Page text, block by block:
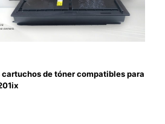
cartuchos de tóner compatibles para